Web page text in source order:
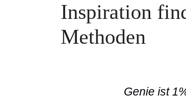
Inspiration
Methoden
Genie ist